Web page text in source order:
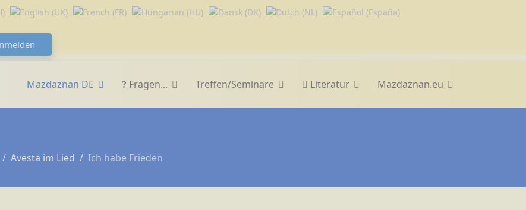
Mazdaznan DE Fragen... Treffen/Seminare Literatur Mazdaznan.eu
Avesta im Lied Ich habe Frieden